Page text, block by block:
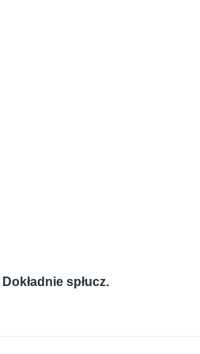
spłucz.